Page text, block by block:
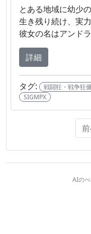
とある地域に幼少
生き残り続け、実
彼女の名はアンド
詳細
タグ: 戦闘狂・戦争狂
SIGMPX
AIの